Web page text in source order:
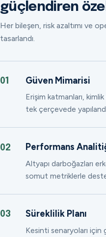
güçlendiren
Her bileşen, risk azaltımı ve
tasarlandı.
01 Güven Mimarisi
Erişim katmanları,
tek çerçevede
02 Performans
Altyapı darboğazları
somut metriklerle
03 Süreklilik Planı
Kesinti senaryoları